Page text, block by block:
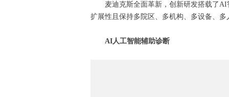
麦迪克斯全面革新，创新研发搭载了
扩展性且保持多院区、多机构、多设备、
AI人工智能辅助诊断